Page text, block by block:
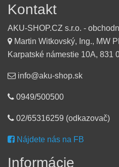
Kontakt
AKU-SHOP.CZ s.r.o. -
Martin Witkovský, Ing., MW
Karpatské námestie 10A, 831
info@aku-shop.sk
0949/500500
02/65316259 (odkazovač)
Nájdete nás na FB
Informácie